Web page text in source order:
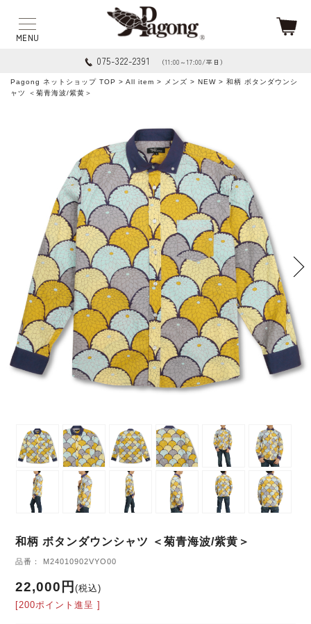
075-322-2391 （11:00～17:00/平日）
Pagong ネットショップ TOP > All item > メンズ > NEW > 和柄 ボタンダウンシ
ャツ ＜菊青海波/紫黄＞
和柄 ボタンダウンシャツ ＜菊青海波/紫黄＞
品番： M24010902VYO00
22,000円(税込)
[200ポイント進呈 ]